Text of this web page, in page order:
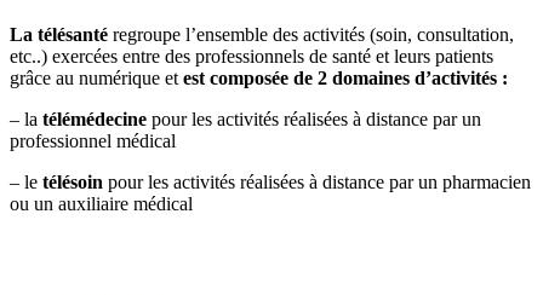
La télésanté regroupe l’ensemble des activités (soin, consultation,
etc..) exercées entre des professionnels de santé et leurs patients
grâce au numérique et est composée de 2 domaines d’activités :
– la télémédecine pour les activités réalisées à distance par un
professionnel médical
– le télésoin pour les activités réalisées à distance par un pharmacien
ou un auxiliaire médical